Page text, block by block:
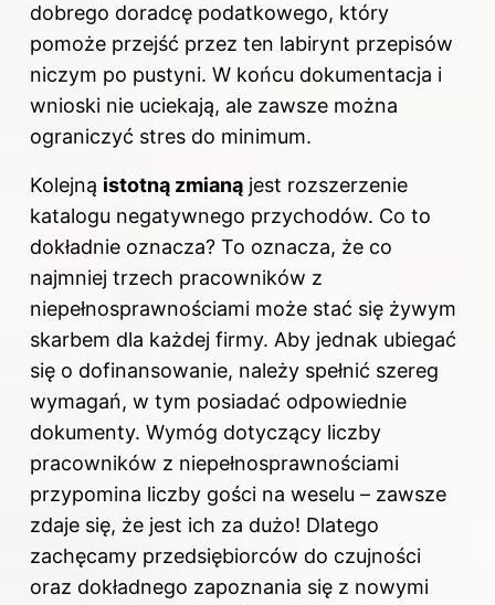
dobrego doradcę podatkowego, który
pomoże przejść przez ten labirynt przepisów
niczym po pustyni. W końcu dokumentacja i
wnioski nie uciekają, ale zawsze można
ograniczyć stres do minimum.
Kolejną istotną zmianą jest rozszerzenie
katalogu negatywnego przychodów. Co to
dokładnie oznacza? To oznacza, że co
najmniej trzech pracowników z
niepełnosprawnościami może stać się żywym
skarbem dla każdej firmy. Aby jednak ubiegać
się o dofinansowanie, należy spełnić szereg
wymagań, w tym posiadać odpowiednie
dokumenty. Wymóg dotyczący liczby
pracowników z niepełnosprawnościami
przypomina liczby gości na weselu – zawsze
zdaje się, że jest ich za dużo! Dlatego
zachęcamy przedsiębiorców do czujności
oraz dokładnego zapoznania się z nowymi